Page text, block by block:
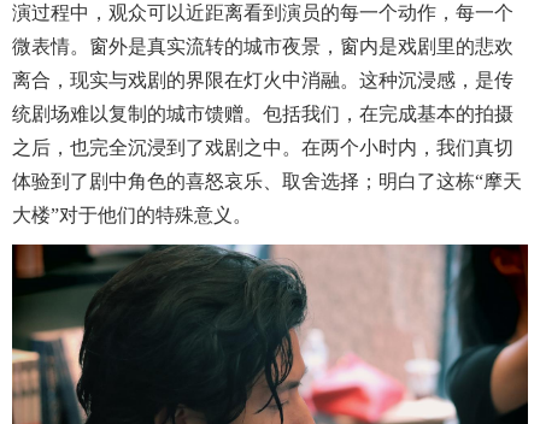
演过程中，观众可以近距离看到演员的每一个动作，每一个
微表情。窗外是真实流转的城市夜景，窗内是戏剧里的悲欢
离合，现实与戏剧的界限在灯火中消融。这种沉浸感，是传
统剧场难以复制的城市馈赠。包括我们，在完成基本的拍摄
之后，也完全沉浸到了戏剧之中。在两个小时内，我们真切
体验到了剧中角色的喜怒哀乐、取舍选择；明白了这栋“摩天
大楼”对于他们的特殊意义。